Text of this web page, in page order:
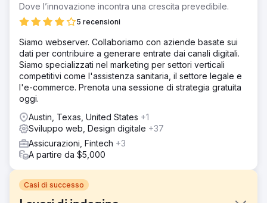
Dove l’innovazione incontra una crescita prevedibile.
5 recensioni
Siamo webserver. Collaboriamo con aziende basate sui
dati per contribuire a generare entrate dai canali digitali.
Siamo specializzati nel marketing per settori verticali
competitivi come l'assistenza sanitaria, il settore legale e
l'e-commerce. Prenota una sessione di strategia gratuita
oggi.
Austin, Texas, United States +1
Sviluppo web, Design digitale +37
Assicurazioni, Fintech +3
A partire da $5,000
Casi di successo